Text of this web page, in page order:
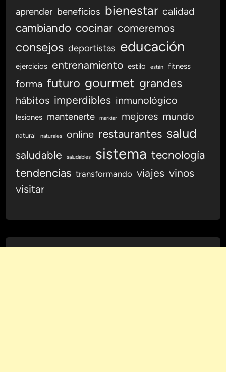
aprender beneficios bienestar calidad
cambiando cocinar comeremos
consejos deportistas educación
ejercicios entrenamiento estilo están fitness
forma futuro gourmet grandes
hábitos imperdibles inmunológico
lesiones mantenerte maridar mejores mundo
natural naturales online restaurantes salud
saludable saludables sistema tecnología
tendencias transformando viajes vinos
visitar